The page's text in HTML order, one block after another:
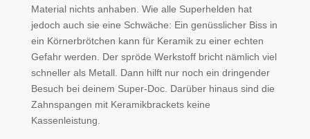
Material nichts anhaben. Wie alle Superhelden hat
jedoch auch sie eine Schwäche: Ein genüsslicher Biss in
ein Körnerbrötchen kann für Keramik zu einer echten
Gefahr werden. Der spröde Werkstoff bricht nämlich viel
schneller als Metall. Dann hilft nur noch ein dringender
Besuch bei deinem Super-Doc. Darüber hinaus sind die
Zahnspangen mit Keramikbrackets keine
Kassenleistung.